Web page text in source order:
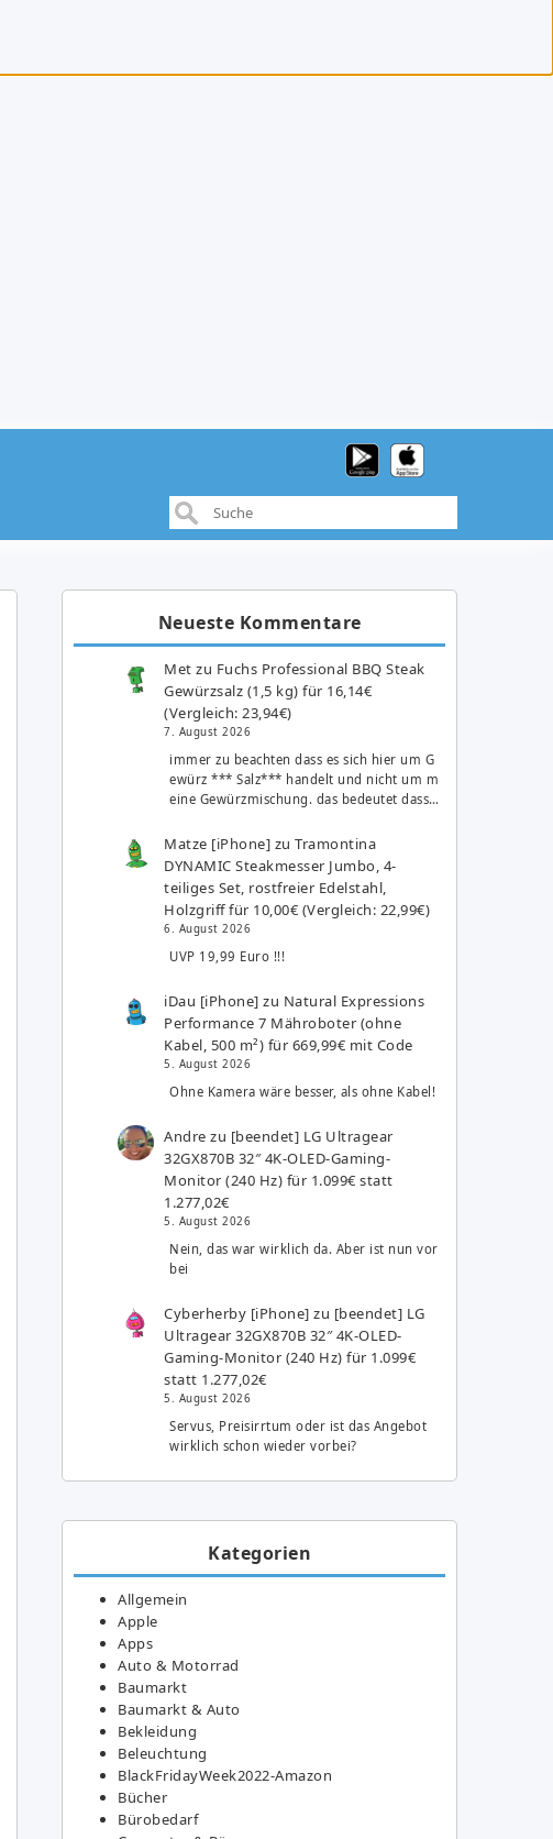
Neueste Kommentare
Met zu Fuchs Professional BBQ Steak
Gewürzsalz (1,5 kg) für 16,14€
(Vergleich: 23,94€)
7. August 2026
immer zu beachten dass es sich hier um G
ewürz *** Salz*** handelt und nicht um m
eine Gewürzmischung. das bedeutet dass…
Matze [iPhone] zuTramontina
DYNAMIC Steakmesser Jumbo, 4-
teiliges Set, rostfreier Edelstahl,
Holzgriff für 10,00€ (Vergleich: 22,99€)
6. August 2026
UVP 19,99 Euro !!!
iDau [iPhone] zu Natural Expressions
Performance 7 Mähroboter (ohne
Kabel, 500 m²) für 669,99€ mit Code
5. August 2026
Ohne Kamera wäre besser, als ohne Kabel!
Andre zu [beendet] LG Ultragear
32GX870B 32″ 4K-OLED-Gaming-
Monitor (240 Hz) für 1.099€ statt
1.277,02€
5. August 2026
Nein, das war wirklich da. Aber ist nun vor
bei
Cyberherby [iPhone] zu [beendet] LG
Ultragear 32GX870B 32″ 4K-OLED-
Gaming-Monitor (240 Hz) für 1.099€
statt 1.277,02€
5. August 2026
Servus, Preisirrtum oder ist das Angebot
wirklich schon wieder vorbei?
Kategorien
Allgemein
Apple
Apps
Auto & Motorrad
Baumarkt
Baumarkt & Auto
Bekleidung
Beleuchtung
BlackFridayWeek2022-Amazon
Bücher
Bürobedarf